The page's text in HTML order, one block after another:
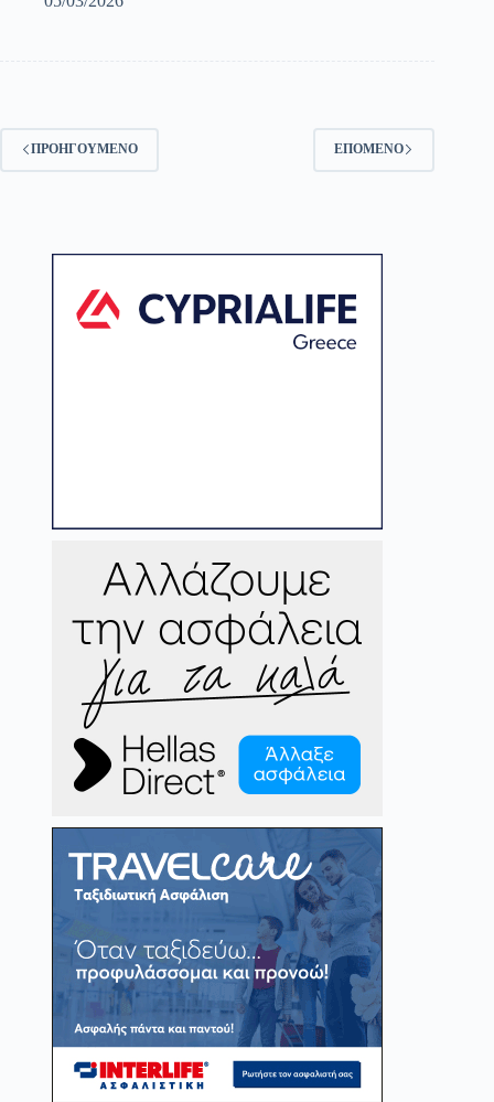
ΠΡΟΗΓΟΎΜΕΝΟ ΕΠΌΜΕΝΟ